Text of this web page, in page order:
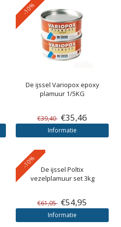
-10%
De ijssel Variopox epoxy
plamuur 1/5KG
€39,40 €35,46
Informatie
-10% De ijssel Poltix
vezelplamuur set 3kg
€61,05 €54,95
Informatie